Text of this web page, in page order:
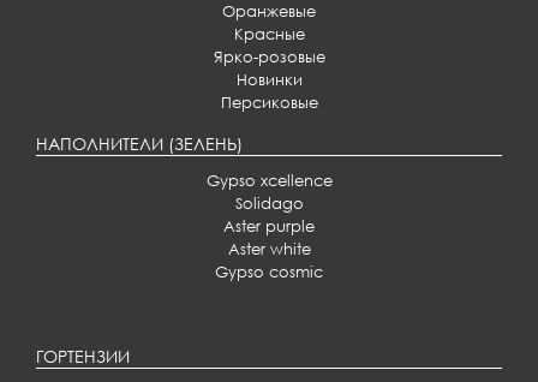
Оранжевые
Красные
Ярко-розовые
Новинки
Персиковые
НАПОЛНИТЕЛИ (ЗЕЛЕНЬ)
Gypso xcellence
Solidago
Aster purple
Aster white
Gypso cosmic
ГОРТЕНЗИИ